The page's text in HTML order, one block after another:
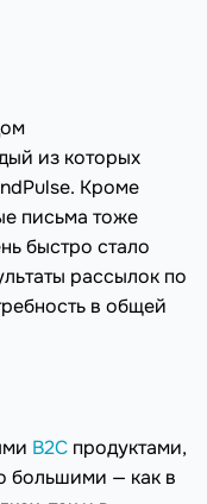
из которых
Кроме
письма тоже
быстро стало
рассылок по
в общей
B2C продуктами,
большими — как в